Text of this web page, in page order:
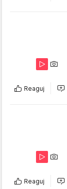
Reaguj
Reaguj